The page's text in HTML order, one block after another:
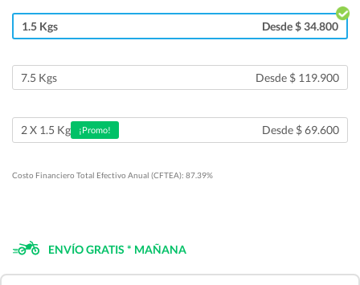
1.5 Kgs Desde $ 34.800
7.5 Kgs Desde $ 119.900
2 X 1.5 Kg ¡Promo! Desde $ 69.600
Costo Financiero Total Efectivo Anual (CFTEA): 87.39%
ENVÍO GRATIS * MAÑANA